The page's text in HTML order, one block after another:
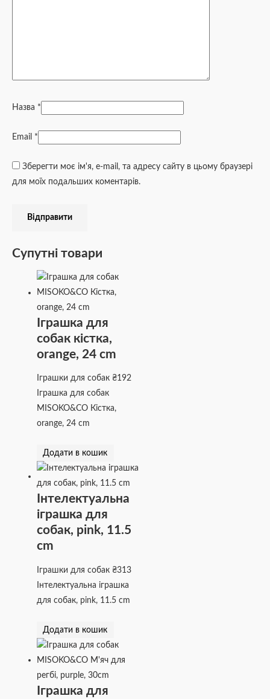
Назва *
Email *
Зберегти моє ім'я, e-mail, та адресу сайту в цьому браузері
для моїх подальших коментарів.
Супутні товари
Іграшка для
собак кістка,
orange, 24 cm
Іграшки для собак₴192
Іграшка для собак
MISOKO&CO Кістка,
orange, 24 cm
Додати в кошик
Інтелектуальна
іграшка для
собак, pink, 11.5
cm
Іграшки для собак₴313
Інтелектуальна іграшка
для собак, pink, 11.5 cm
Додати в кошик
Іграшка для